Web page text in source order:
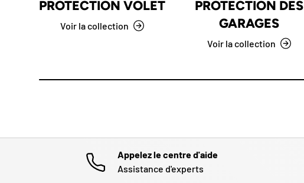
PROTECTION VOLET
Voir la collection
PROTECTION DES
GARAGES
Voir la collection
Appelez le centre d'aide
Assistance d'experts